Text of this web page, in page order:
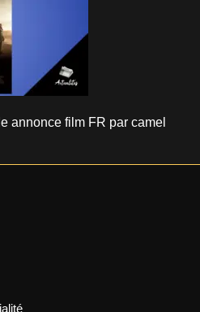
annonce film FR par camel